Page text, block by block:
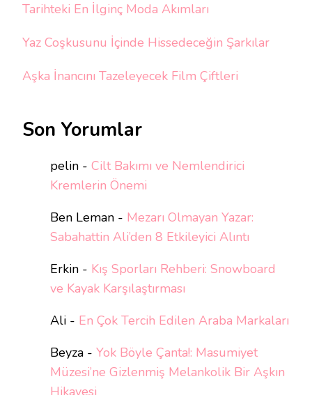
Tarihteki En İlginç Moda Akımları
Yaz Coşkusunu İçinde Hissedeceğin Şarkılar
Aşka İnancını Tazeleyecek Film Çiftleri
Son Yorumlar
pelin - Cilt Bakımı ve Nemlendirici
Kremlerin Önemi
Ben Leman - Mezarı Olmayan Yazar:
Sabahattin Ali’den 8 Etkileyici Alıntı
Erkin - Kış Sporları Rehberi: Snowboard
ve Kayak Karşılaştırması
Ali - En Çok Tercih Edilen Araba Markaları
Beyza - Yok Böyle Çanta!: Masumiyet
Müzesi’ne Gizlenmiş Melankolik Bir Aşkın
Hikayesi